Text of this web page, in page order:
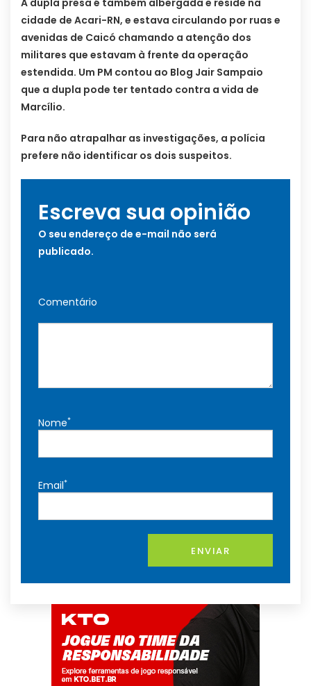
A dupla presa é também albergada e reside na
cidade de Acari-RN, e estava circulando por ruas e
avenidas de Caicó chamando a atenção dos
militares que estavam à frente da operação
estendida. Um PM contou ao Blog Jair Sampaio
que a dupla pode ter tentado contra a vida de
Marcílio.
Para não atrapalhar as investigações, a polícia
prefere não identificar os dois suspeitos.
Escreva sua opinião
O seu endereço de e-mail não será
publicado.
Comentário
Nome*
Email*
ENVIAR